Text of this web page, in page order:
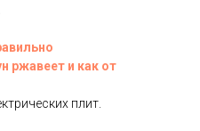
ржавеет и как от
плит.